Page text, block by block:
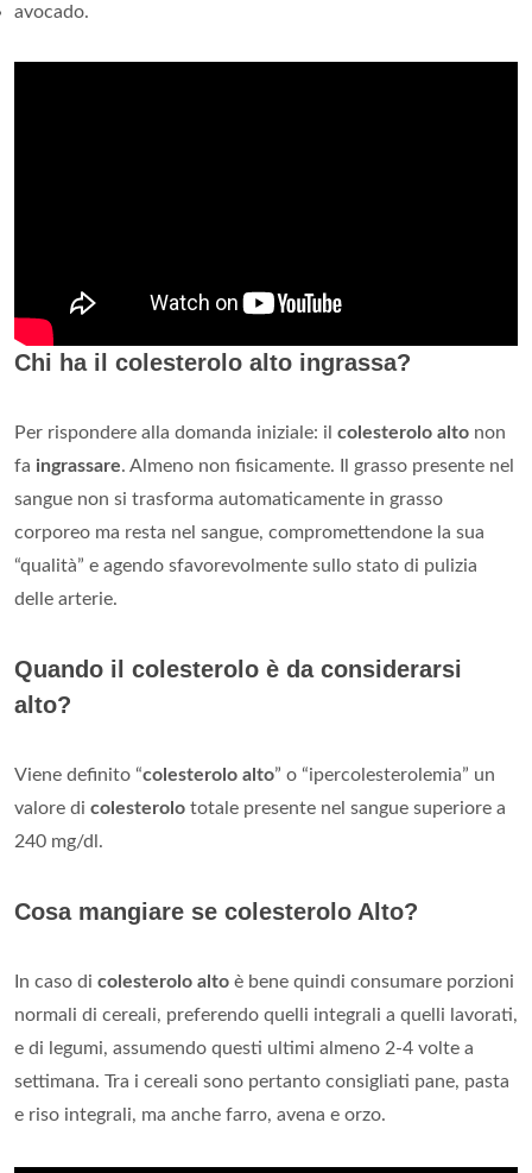
avocado.
Chi ha il colesterolo alto ingrassa?
Per rispondere alla domanda iniziale: il colesterolo alto non
fa ingrassare. Almeno non fisicamente. Il grasso presente nel
sangue non si trasforma automaticamente in grasso
corporeo ma resta nel sangue, compromettendone la sua
“qualità” e agendo sfavorevolmente sullo stato di pulizia
delle arterie.
Quando il colesterolo è da considerarsi
alto?
Viene definito “colesterolo alto” o “ipercolesterolemia” un
valore di colesterolo totale presente nel sangue superiore a
240 mg/dl.
Cosa mangiare se colesterolo Alto?
In caso di colesterolo alto è bene quindi consumare porzioni
normali di cereali, preferendo quelli integrali a quelli lavorati,
e di legumi, assumendo questi ultimi almeno 2-4 volte a
settimana. Tra i cereali sono pertanto consigliati pane, pasta
e riso integrali, ma anche farro, avena e orzo.